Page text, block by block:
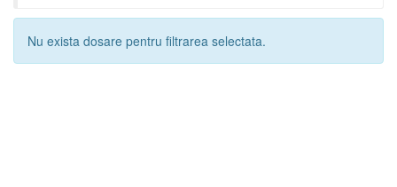
Nu exista dosare pentru filtrarea selectata.